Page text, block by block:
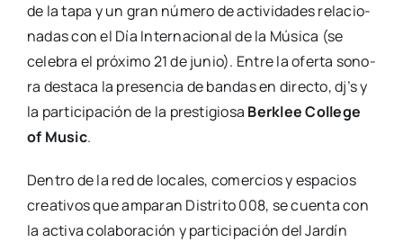
de la tapa y un gran núme­ro de acti­vi­da­des rela­cio­
na­das con el Día Inter­na­cio­nal de la Músi­ca (se
cele­bra el pró­xi­mo 21 de junio). Entre la ofer­ta sono­
ra des­ta­ca la pre­sen­cia de ban­das en direc­to, dj’s y
la par­ti­ci­pa­ción de la pres­ti­gio­sa Ber­klee Colle­ge
of Music.
Den­tro de la red de loca­les, comer­cios y espa­cios
crea­ti­vos que ampa­ran Dis­tri­to 008, se cuen­ta con
la acti­va cola­bo­ra­ción y par­ti­ci­pa­ción del Jar­dín